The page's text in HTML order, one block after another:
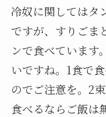
冷奴に関してはタ
ですが、すりごま
ンで食べています
いですね。1食で
のでご注意を。2
食べるならご飯は